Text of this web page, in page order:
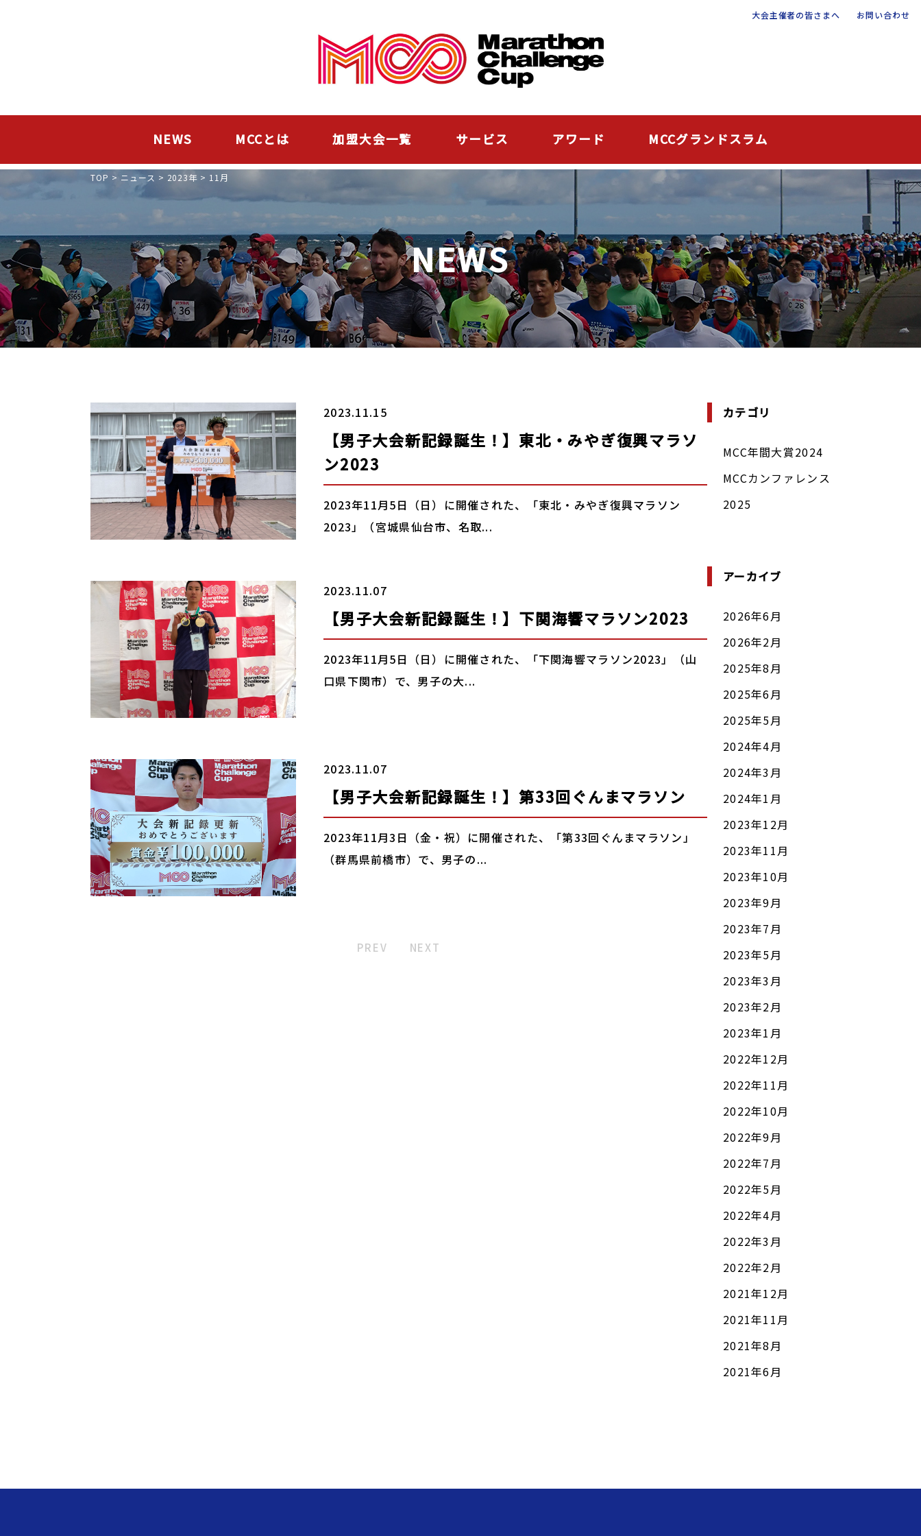
大会主催者の皆さまへ お問い合わせ
NEWS MCCとは 加盟大会一覧 サービス アワード MCCグランドスラム
TOP > ニュース > 2023年 > 11月
NEWS
2023.11.15
【男子大会新記録誕生！】東北・みやぎ復興マラソ
ン2023
2023年11月5日（日）に開催された、「東北・みやぎ復興マラソン
2023」（宮城県仙台市、名取...
2023.11.07
【男子大会新記録誕生！】下関海響マラソン2023
2023年11月5日（日）に開催された、「下関海響マラソン2023」（山
口県下関市）で、男子の大...
2023.11.07
【男子大会新記録誕生！】第33回ぐんまマラソン
2023年11月3日（金・祝）に開催された、「第33回ぐんまマラソン」
（群馬県前橋市）で、男子の...
PREV NEXT
カテゴリ
MCC年間大賞2024
MCCカンファレンス
2025
アーカイブ
2026年6月
2026年2月
2025年8月
2025年6月
2025年5月
2024年4月
2024年3月
2024年1月
2023年12月
2023年11月
2023年10月
2023年9月
2023年7月
2023年5月
2023年3月
2023年2月
2023年1月
2022年12月
2022年11月
2022年10月
2022年9月
2022年7月
2022年5月
2022年4月
2022年3月
2022年2月
2021年12月
2021年11月
2021年8月
2021年6月